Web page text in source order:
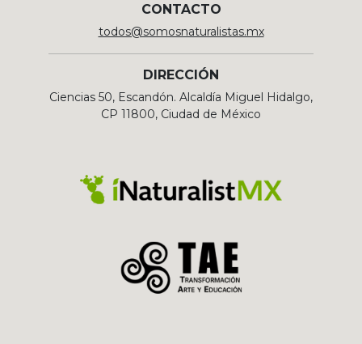
CONTACTO
todos@somosnaturalistas.mx
DIRECCIÓN
Ciencias 50, Escandón. Alcaldía Miguel Hidalgo,
CP 11800, Ciudad de México